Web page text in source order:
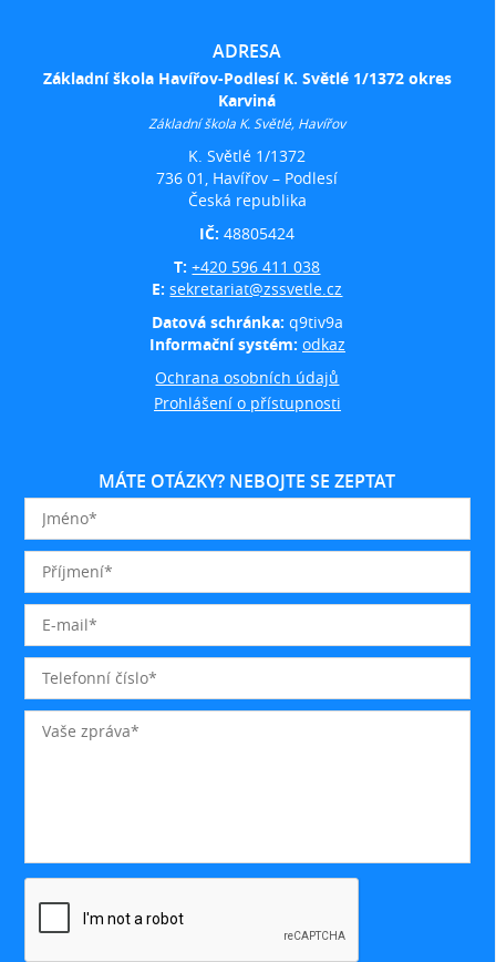
ADRESA
Základní škola Havířov-Podlesí K. Světlé 1/1372 okres
Karviná
Základní škola K. Světlé, Havířov
K. Světlé 1/1372
736 01, Havířov – Podlesí
Česká republika
IČ:48805424
T:+420 596 411 038
E:sekretariat@zssvetle.cz
Datová schránka: q9tiv9a
Informační systém: odkaz
Ochrana osobních údajů
Prohlášení o přístupnosti
MÁTE OTÁZKY? NEBOJTE SE ZEPTAT